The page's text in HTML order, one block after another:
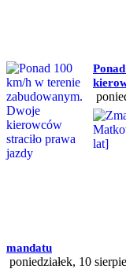
mandatu
poniedziałek, 10